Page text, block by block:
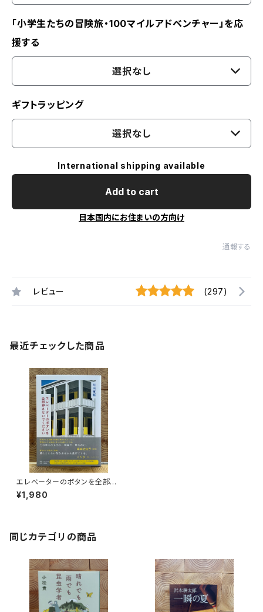
「小学生たちの冒険旅・100マイルアドベンチャー」を応
援する
選択なし
ギフトラッピング
選択なし
International shipping available
Add to cart
日本国内にお住まいの方向け
通報する
レビュー (297)
最近チェックした商品
エレベーターのボタンを全部押
さないでください
¥1,980
同じカテゴリの商品